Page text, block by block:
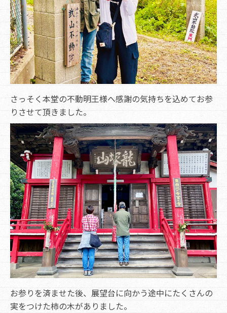
さっそく本堂の不動明王様へ感謝の気持ちを込めてお参
りさせて頂きました。
お参りを済ませた後、展望台に向かう途中にたくさんの
実をつけた柿の木がありました。